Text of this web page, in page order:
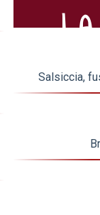
Salsiccia,